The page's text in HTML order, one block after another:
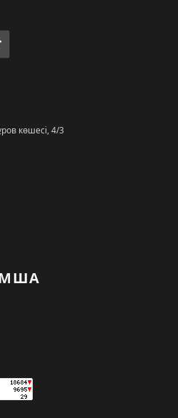
көшесі, 4/3